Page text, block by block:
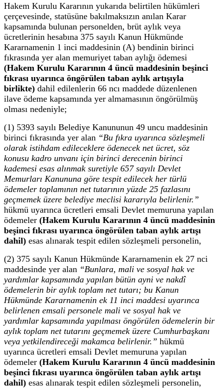
Hakem Kurulu Kararının yukarıda belirtilen hükümleri
çerçevesinde, statüsüne bakılmaksızın anılan Karar
kapsamında bulunan personelden, brüt aylık veya
ücretlerinin hesabına 375 sayılı Kanun Hükmünde
Kararnamenin 1 inci maddesinin (A) bendinin birinci
fıkrasında yer alan memuriyet taban aylığı ödemesi
(Hakem Kurulu Kararının 4 üncü maddesinin beşinci
fıkrası uyarınca öngörülen taban aylık artışıyla
birlikte) dahil edilenlerin 66 ncı maddede düzenlenen
ilave ödeme kapsamında yer almamasının öngörülmüş
olması nedeniyle;
(1) 5393 sayılı Belediye Kanununun 49 uncu maddesinin
birinci fıkrasında yer alan “Bu fıkra uyarınca sözleşmeli
olarak istihdam edileceklere ödenecek net ücret, söz
konusu kadro unvanı için birinci derecenin birinci
kademesi esas alınmak suretiyle 657 sayılı Devlet
Memurları Kanununa göre tespit edilecek her türlü
ödemeler toplamının net tutarının yüzde 25 fazlasını
geçmemek üzere belediye meclisi kararıyla belirlenir.”
hükmü uyarınca ücretleri emsali Devlet memuruna yapılan
ödemeler (Hakem Kurulu Kararının 4 üncü maddesinin
beşinci fıkrası uyarınca öngörülen taban aylık artışı
dahil) esas alınarak tespit edilen sözleşmeli personelin,
(2) 375 sayılı Kanun Hükmünde Kararnamenin ek 27 nci
maddesinde yer alan “Bunlara, mali ve sosyal hak ve
yardımlar kapsamında yapılan bütün ayni ve nakdî
ödemelerin bir aylık toplam net tutarı; bu Kanun
Hükmünde Kararnamenin ek 11 inci maddesi uyarınca
belirlenen emsali personele mali ve sosyal hak ve
yardımlar kapsamında yapılması öngörülen ödemelerin bir
aylık toplam net tutarını geçmemek üzere Cumhurbaşkanı
veya yetkilendireceği makamca belirlenir.” hükmü
uyarınca ücretleri emsali Devlet memuruna yapılan
ödemeler (Hakem Kurulu Kararının 4 üncü maddesinin
beşinci fıkrası uyarınca öngörülen taban aylık artışı
dahil) esas alınarak tespit edilen sözleşmeli personelin,